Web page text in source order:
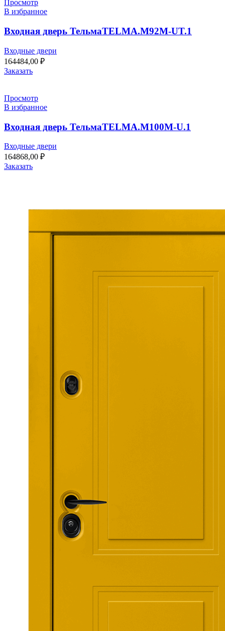
Просмотр
В избранное
Входная дверь ТельмаTELMA.M92M-UT.1
Входные двери
164484,00 ₽
Заказать
Просмотр
В избранное
Входная дверь ТельмаTELMA.M100M-U.1
Входные двери
164868,00 ₽
Заказать